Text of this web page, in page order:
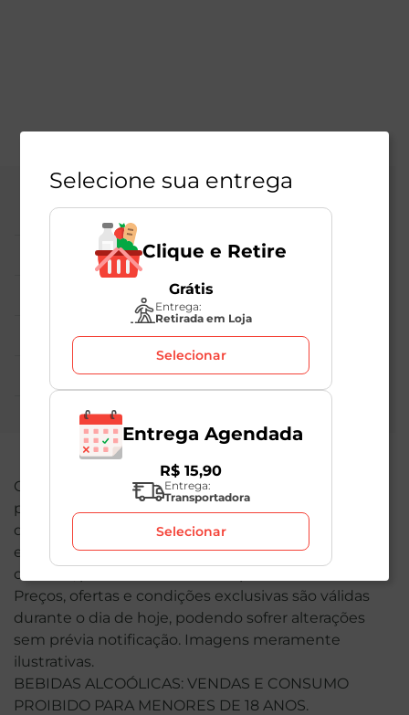
Central de Atendimento
Institucional
Políticas Mambo
Atedimento ao Consumidor
Nossas Redes
O valor total de sua compra poderá ser alterado
por conta dos produtos de peso variável. Em caso
de indisponibilidade, o produto não será entregue
e, por isso, o valor correspondente não será
cobrado, podendo ser alterado para menos.
Preços, ofertas e condições exclusivas são válidas
durante o dia de hoje, podendo sofrer alterações
sem prévia notificação. Imagens meramente
ilustrativas.
BEBIDAS ALCOÓLICAS: VENDAS E CONSUMO
PROIBIDO PARA MENORES DE 18 ANOS.
Selecione sua entrega
Clique e Retire
Grátis
Entrega:
Retirada em Loja
Selecionar
Entrega Agendada
R$ 15,90
Entrega:
Transportadora
Selecionar